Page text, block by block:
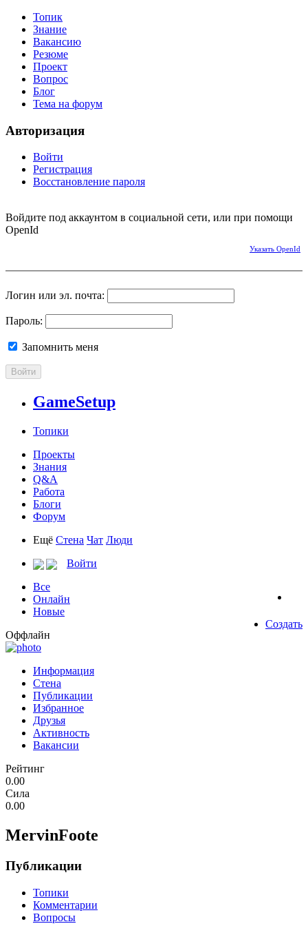
Топик
Знание
Вакансию
Резюме
Проект
Вопрос
Блог
Тема на форум
Авторизация
Войти
Регистрация
Восстановление пароля
Войдите под аккаунтом в социальной сети, или при помощи
OpenId
Указать OpenId
Логин или эл. почта:
Пароль:
Запомнить меня
Войти
GameSetup
Топики
Проекты
Знания
Q&A
Работа
Блоги
Форум
Ещё Стена Чат Люди
Войти
Все
Онлайн
Новые
Создать
Оффлайн
Информация
Стена
Публикации
Избранное
Друзья
Активность
Вакансии
Рейтинг
0.00
Сила
0.00
MervinFoote
Публикации
Топики
Комментарии
Вопросы